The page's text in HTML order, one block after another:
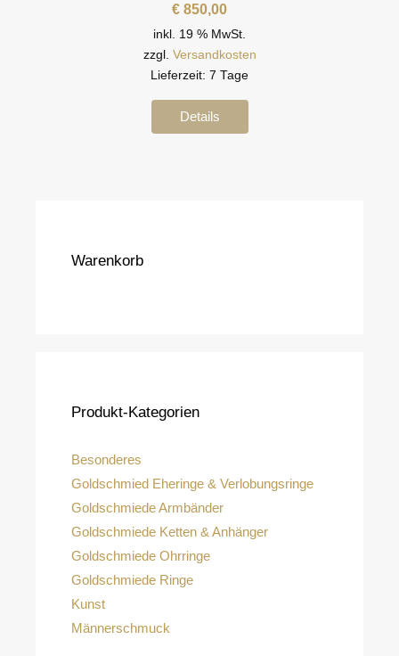
€ 850,00
inkl. 19 % MwSt.
zzgl. Versandkosten
Lieferzeit: 7 Tage
Details
Warenkorb
Produkt-Kategorien
Besonderes
Goldschmied Eheringe & Verlobungsringe
Goldschmiede Armbänder
Goldschmiede Ketten & Anhänger
Goldschmiede Ohrringe
Goldschmiede Ringe
Kunst
Männerschmuck